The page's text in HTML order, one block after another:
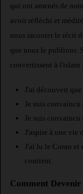
qui ont amenés de
avoir réfléchi et
nous raconter le récit
que nous le publions.
convertissent à l'islam :
J'ai découvert
Je suis convaincu
Je suis
J'aspire à une vie
J'ai lu le Coran
contient.
Comment Devenir